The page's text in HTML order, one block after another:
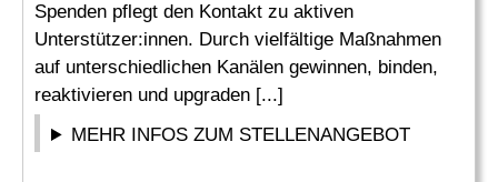
Spenden pflegt den Kontakt zu aktiven
Unterstützer:innen. Durch vielfältige Maßnahmen
auf unterschiedlichen Kanälen gewinnen, binden,
reaktivieren und upgraden [...]
MEHR INFOS ZUM STELLENANGEBOT